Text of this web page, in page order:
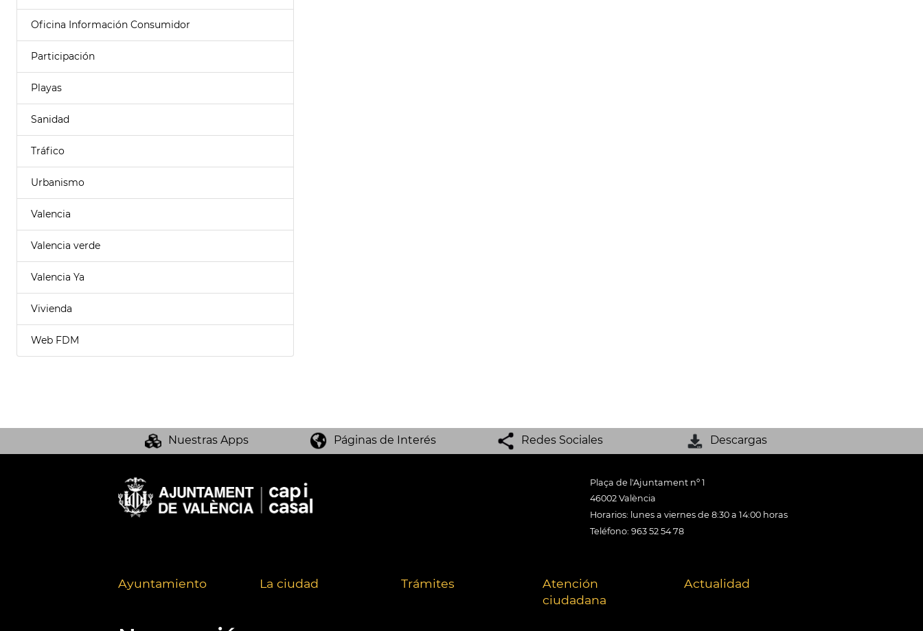
Oficina Información Consumidor
Participación
Playas
Sanidad
Tráfico
Urbanismo
Valencia
Valencia verde
Valencia Ya
Vivienda
Web FDM
Nuestras Apps Páginas de Interés Redes Sociales Descargas
Plaça de l'Ajuntament nº 1
46002 València
Horarios: lunes a viernes de 8:30 a 14:00 horas
Teléfono: 963 52 54 78
Ayuntamiento La ciudad Trámites
Atención
ciudadana
Actualidad